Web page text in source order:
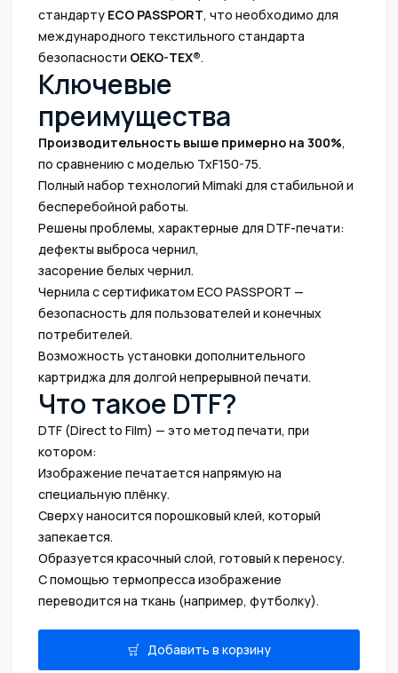
стандарту ECO PASSPORT, что необходимо для
международного текстильного стандарта
безопасности OEKO-TEX®.
Ключевые
преимущества
Производительность выше примерно на 300%,
по сравнению с моделью TxF150-75.
Полный набор технологий Mimaki для стабильной и
бесперебойной работы.
Решены проблемы, характерные для DTF-печати:
дефекты выброса чернил,
засорение белых чернил.
Чернила с сертификатом ECO PASSPORT —
безопасность для пользователей и конечных
потребителей.
Возможность установки дополнительного
картриджа для долгой непрерывной печати.
Что такое DTF?
DTF (Direct to Film) — это метод печати, при
котором:
Изображение печатается напрямую на
специальную плёнку.
Сверху наносится порошковый клей, который
запекается.
Образуется красочный слой, готовый к переносу.
С помощью термопресса изображение
переводится на ткань (например, футболку).
Добавить в корзину